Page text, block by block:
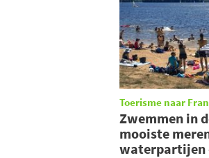
Toerisme naar
Zwemmen in
mooiste
waterpartijen